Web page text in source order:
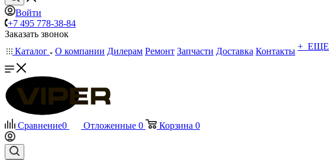
Войти
+7 495 778-38-84
Заказать звонок
Каталог
О компании Дилерам Ремонт Запчасти Доставка Контакты + ЕЩЕ
Сравнение0 Отложенные 0 Корзина 0